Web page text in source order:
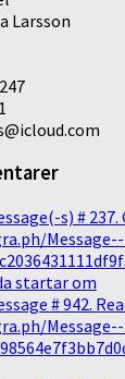
Larsson
s) # 237.
Message--
startar om
# 942.
Message--